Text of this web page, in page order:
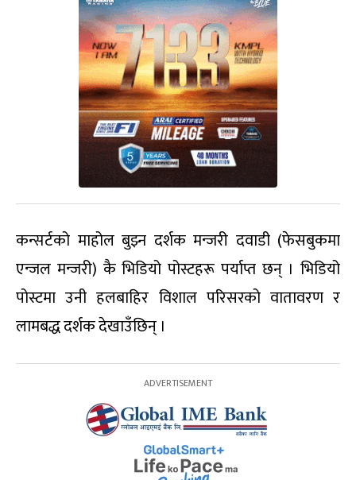
कन्सर्टको माहोल बुझ्न दर्शक मन्जरी दवाडी (फेसबुकमा
एन्जल मन्जरी) कै भिडियो पोस्टहरू पर्याप्त छन् । भिडियो
पोस्टमा उनी हलबाहिर विशाल परिसरको वातावरण र
लामबद्ध दर्शक देखाउँछिन् ।